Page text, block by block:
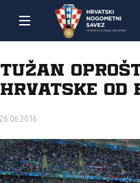
Tužan
Hrvatske od
26.06.2016.